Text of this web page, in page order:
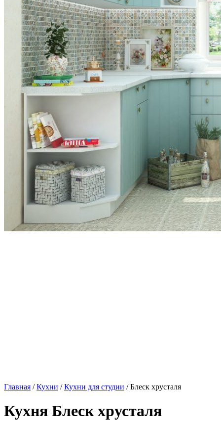
Главная /Кухни /Кухни для студии / Блеск хрусталя
Кухня Блеск хрусталя